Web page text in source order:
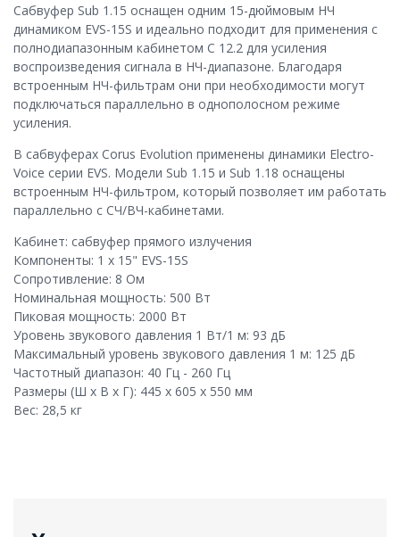
Сабвуфер Sub 1.15 оснащен одним 15-дюймовым НЧ
динамиком EVS-15S и идеально подходит для применения с
полнодиапазонным кабинетом C 12.2 для усиления
воспроизведения сигнала в НЧ-диапазоне. Благодаря
встроенным НЧ-фильтрам они при необходимости могут
подключаться параллельно в однополосном режиме
усиления.
В сабвуферах Corus Evolution применены динамики Electro-
Voice серии EVS. Модели Sub 1.15 и Sub 1.18 оснащены
встроенным НЧ-фильтром, который позволяет им работать
параллельно с СЧ/ВЧ-кабинетами.
Кабинет: сабвуфер прямого излучения
Компоненты: 1 x 15" EVS-15S
Сопротивление: 8 Ом
Номинальная мощность: 500 Вт
Пиковая мощность: 2000 Вт
Уровень звукового давления 1 Вт/1 м: 93 дБ
Максимальный уровень звукового давления 1 м: 125 дБ
Частотный диапазон: 40 Гц - 260 Гц
Размеры (Ш x В x Г): 445 x 605 x 550 мм
Вес: 28,5 кг